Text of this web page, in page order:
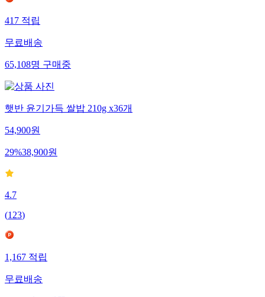
417적립
무료배송
65,108명구매중
햇반 윤기가득 쌀밥 210g x36개
54,900원
29%38,900원
4.7
(123)
1,167적립
무료배송